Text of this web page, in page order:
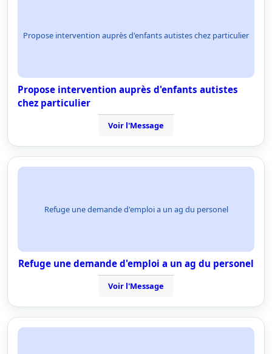
Propose intervention auprès d'enfants autistes chez particulier
Propose intervention auprès d'enfants autistes
chez particulier
Voir l'Message
Refuge une demande d'emploi a un ag du personel
Refuge une demande d'emploi a un ag du personel
Voir l'Message